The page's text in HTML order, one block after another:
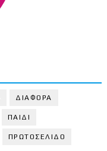
ΔΙΑΦΟΡΑ
ΠΑΙΔΙ
ΠΡΩΤΟΣΕΛΙΔΟ